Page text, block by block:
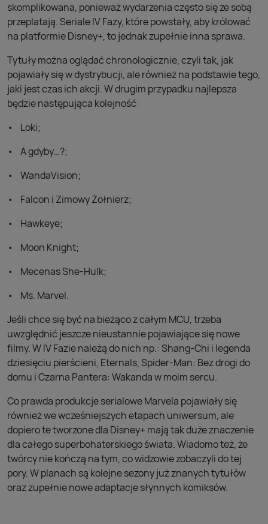
skomplikowana, ponieważ wydarzenia często się ze sobą
przeplatają. Seriale IV Fazy, które powstały, aby królować
na platformie Disney+, to jednak zupełnie inna sprawa.
Tytuły można oglądać chronologicznie, czyli tak, jak
pojawiały się w dystrybucji, ale również na podstawie tego,
jaki jest czas ich akcji. W drugim przypadku najlepsza
będzie następująca kolejność:
Loki;
A gdyby…?;
WandaVision;
Falcon i Zimowy Żołnierz;
Hawkeye;
Moon Knight;
Mecenas She-Hulk;
Ms. Marvel.
Jeśli chce się być na bieżąco z całym MCU, trzeba
uwzględnić jeszcze nieustannie pojawiające się nowe
filmy. W IV Fazie należą do nich np.: Shang-Chi i legenda
dziesięciu pierścieni, Eternals, Spider-Man: Bez drogi do
domu i Czarna Pantera: Wakanda w moim sercu.
Co prawda produkcje serialowe Marvela pojawiały się
również we wcześniejszych etapach uniwersum, ale
dopiero te tworzone dla Disney+ mają tak duże znaczenie
dla całego superbohaterskiego świata. Wiadomo też, że
twórcy nie kończą na tym, co widzowie zobaczyli do tej
pory. W planach są kolejne sezony już znanych tytułów
oraz zupełnie nowe adaptacje słynnych komiksów.